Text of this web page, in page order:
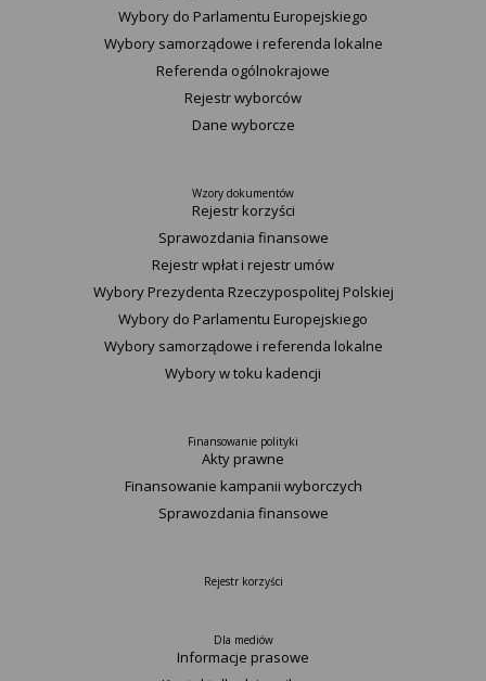
Wybory do Parlamentu Europejskiego
Wybory samorządowe i referenda lokalne
Referenda ogólnokrajowe
Rejestr wyborców
Dane wyborcze
Wzory dokumentów
Rejestr korzyści
Sprawozdania finansowe
Rejestr wpłat i rejestr umów
Wybory Prezydenta Rzeczypospolitej Polskiej
Wybory do Parlamentu Europejskiego
Wybory samorządowe i referenda lokalne
Wybory w toku kadencji
Finansowanie polityki
Akty prawne
Finansowanie kampanii wyborczych
Sprawozdania finansowe
Rejestr korzyści
Dla mediów
Informacje prasowe